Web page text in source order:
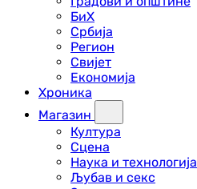
БиХ
Србија
Регион
Свијет
Економија
Хроника
Магазин
Култура
Сцена
Наука и технологија
Љубав и секс